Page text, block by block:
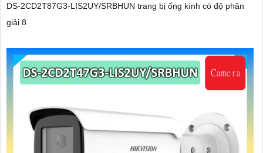
DS-2CD2T87G3-LIS2UY/SRBHUN trang bị ống kính có độ phân
giải 8